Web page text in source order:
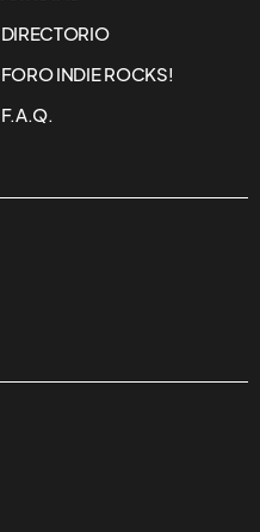
DIRECTORIO
FORO INDIE ROCKS!
F.A.Q.